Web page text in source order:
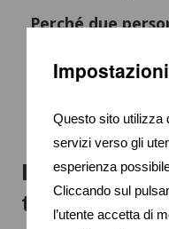
Questo sito utilizza
servizi verso gli
esperienza
Cliccando sul
l’utente accetta di
Perché due
completamente
cui copiare
consigli generici
molto costoso.
Il rischio più
troppo tardi.